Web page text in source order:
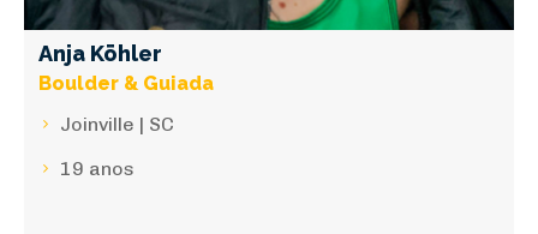
Anja Köhler
Boulder & Guiada
Joinville | SC
19 anos